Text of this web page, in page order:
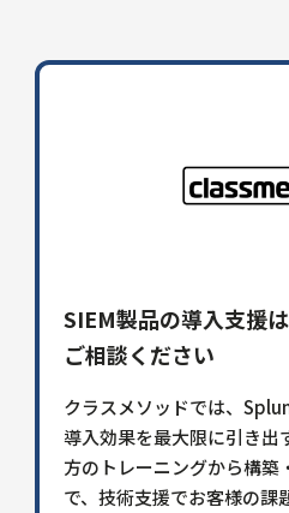
SIEM製品の導入支援
ご相談ください
クラスメソッドでは、
導入効果を最大限に引き出
方のトレーニングから構築
で、技術支援でお客様の課